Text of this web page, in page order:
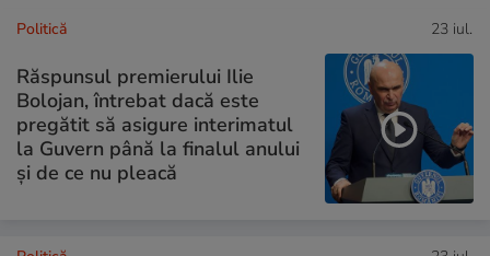
Politică 23 iul.
Răspunsul premierului Ilie
Bolojan, întrebat dacă este
pregătit să asigure interimatul
la Guvern până la finalul anului
și de ce nu pleacă